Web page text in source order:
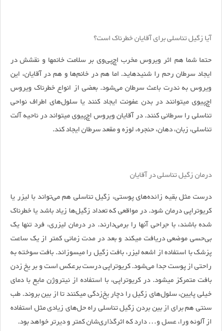
آیا زگیل تناسلی برای آقایان خطرناک است؟
حتما شما هم اثر ویروس مخرب اچ‌پی‌وی بر سلامت خانم‎ها و نقشش در
ایجاد سرطان رحم را شنیده‎اید. اما هم در خانم‌ها و هم در آقایان، این
ویروس به ندرت باعث سرطان می‌شود. بعضی از انواع خطرناک ویروس
اچ‌پی‎وی می‎توانند در بدن عفونت ایجاد کنند یا سلول‌های اطراف نواحی
تناسلی را سرطانی کنند. در آقایان ویروس اچ‌پی‎وی می‎تواند در ناحیه آلت
تناسلی، زبان، دهان، حنجره، لوزه و مقعد سرطان ایجاد کند.
درمان زگیل تناسلی در آقایان
درست مثل بقیه زائده‌های پوستی، زگیل تناسلی هم می‌تواند با لیزر یا
کریوتراپی درمان شود. در مواقعی که تعداد زگیل‌ها زیاد باشد یا خطرناک
شده باشند، با جراحی آن‎ها را برمی‌دارند. در درمان لیزری، فرد تنها یک
بی‌حسی موضعی دریافت می‎کند و بعد در مدت زمانی کمتر از یک ساعت
پزشک با استفاده از اشعه لیزر، بافت زگیل را می‏سوزاند. بافت سوخته به
راحتی از پوست جدا می‌شود. کریوتراپی درست برعکس است و بر یخ زدن
بافت متمرکز می‏شود. در کریوتراپی، با استفاده از نیتروژن مایع با دمای
خیلی پایین، سلول‌های زگیل را دچار یخ‌زدگی میکنند تا از بین بروند. طب
سنتی هم برای از بین بردن زگیل تناسلی راه حل‌های زیادی مثل استفاده
از آلوئه ورا، عسل و… دارد که اثرگذاری‌شان کمتر و دیرتر خواهد بود.